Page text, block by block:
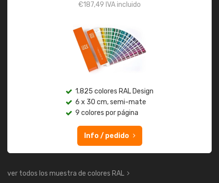
€187,49 IVA incluido
1.825 colores RAL Design
6 x 30 cm, semi-mate
9 colores por página
Info / pedido
ver todos los muestra de colores RAL